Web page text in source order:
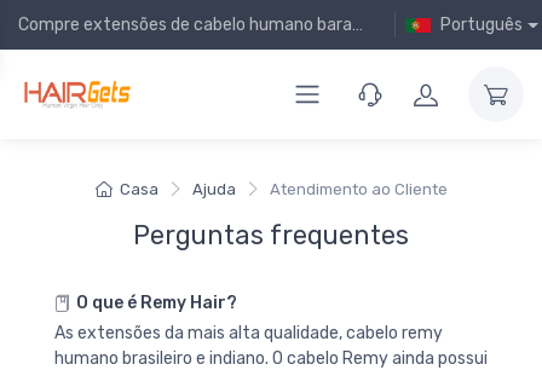
Compre extensões de cabelo humano baratas online! Português
Casa Ajuda Atendimento ao Cliente
Perguntas frequentes
O que é Remy Hair?
As extensões da mais alta qualidade, cabelo remy
humano brasileiro e indiano. O cabelo Remy ainda possui